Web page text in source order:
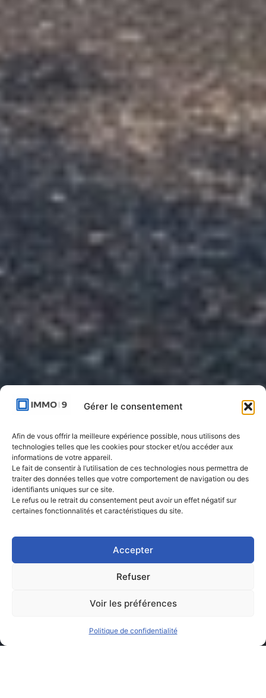
Gérer le consentement
Afin de vous offrir la meilleure expérience possible, nous utilisons des
technologies telles que les cookies pour stocker et/ou accéder aux
informations de votre appareil.
Le fait de consentir à l’utilisation de ces technologies nous permettra de
traiter des données telles que votre comportement de navigation ou des
identifiants uniques sur ce site.
Le refus ou le retrait du consentement peut avoir un effet négatif sur
certaines fonctionnalités et caractéristiques du site.
Accepter
Refuser
Voir les préférences
Politique de confidentialité